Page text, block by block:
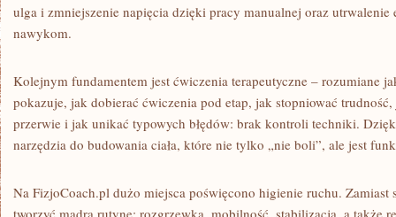
ulga i zmniejszenie napięcia dzięki pracy manualnej oraz
nawykom.
Kolejnym fundamentem jest ćwiczenia terapeutyczne – rozumiane
pokazuje, jak dobierać ćwiczenia pod etap, jak stopniować
przerwie i jak unikać typowych błędów: brak kontroli techniki.
narzędzia do budowania ciała, które nie tylko „nie boli”, ale jest
Na FizjoCoach.pl dużo miejsca poświęcono higienie ruchu. Zamiast
tworzyć mądrą rutynę: rozgrzewka, mobilność, stabilizacja, a także